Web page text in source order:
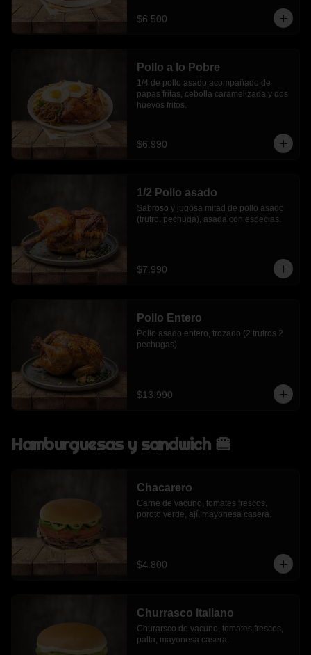
$6.500
Pollo a lo Pobre
1/4 de pollo asado acompañado de
papas fritas, cebolla caramelizada y dos
huevos fritos.
$6.990
1/2 Pollo asado
Sabroso y jugosa mitad de pollo asado
(trutro, pechuga), asada con especias.
$7.990
Pollo Entero
Pollo asado entero, trozado (2 trutros 2
pechugas)
$13.990
Hamburguesas y sandwich 🍔
Chacarero
Carne de vacuno, tomates frescos,
poroto verde, ají, mayonesa casera.
$4.800
Churrasco Italiano
Churarsco de vacuno, tomates frescos,
palta, mayonesa casera.